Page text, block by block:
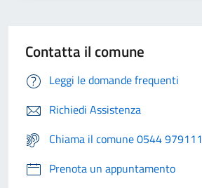
Contatta il comune
Leggi le domande frequenti
Richiedi Assistenza
Chiama il comune 0544 979111
Prenota un appuntamento